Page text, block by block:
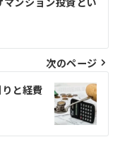
次のページ
と経費